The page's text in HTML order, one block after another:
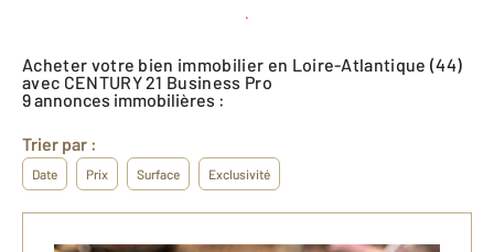
Créer une alerte
Acheter votre bien immobilier en Loire-Atlantique (44)
avec CENTURY 21 Business Pro
9 annonces immobilières :
Trier par :
Date Prix Surface Exclusivité